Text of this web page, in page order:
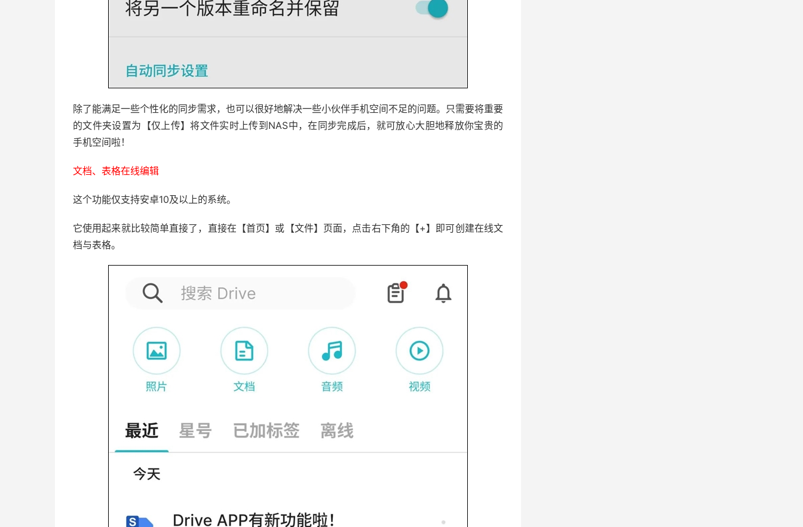
除了能满足一些个性化的同步需求，也可以很好地解决一些小伙伴手机空间不足的问题。只需要将重要
的文件夹设置为【仅上传】将文件实时上传到NAS中，在同步完成后，就可放心大胆地释放你宝贵的
手机空间啦！
文档、表格在线编辑
这个功能仅支持安卓10及以上的系统。
它使用起来就比较简单直接了，直接在【首页】或【文件】页面，点击右下角的【+】即可创建在线文
档与表格。